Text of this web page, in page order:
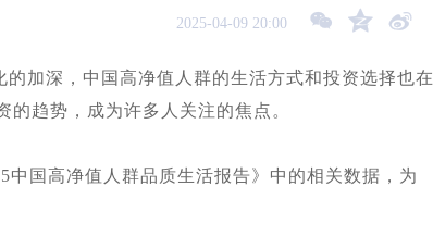
  
2025-04-09 20:00
加深，中国高净值人群的生活方式和投资选择也在
趋势，成为许多人关注的焦点。
中国高净值人群品质生活报告》中的相关数据，为